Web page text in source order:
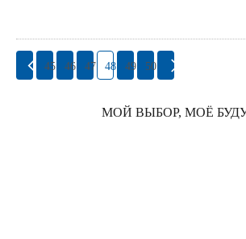
45 46 47 48 49 50
МОЙ ВЫБОР, МОЁ